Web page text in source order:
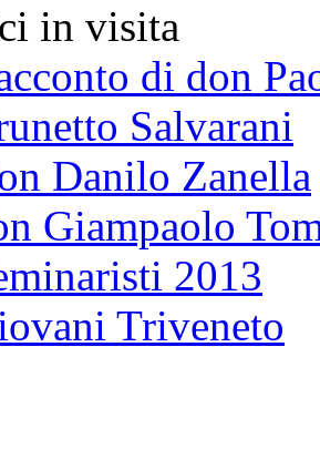
in visita
di don
Salvarani
Danilo Zanella
Giampaolo
2013
Triveneto